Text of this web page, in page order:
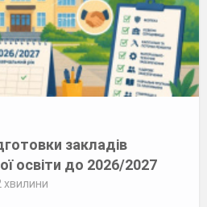
закладів
освіти до 2026/2027